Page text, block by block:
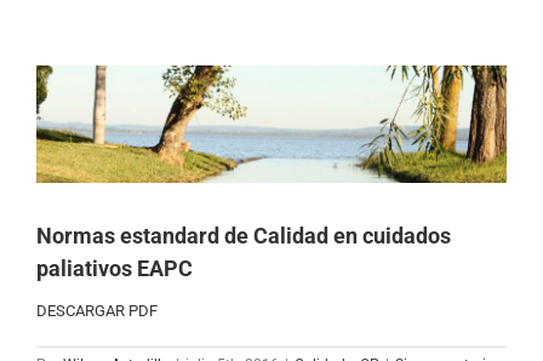
Ver
imagen
más
grande
Normas estandard de Calidad en cuidados
paliativos EAPC
DESCARGAR PDF